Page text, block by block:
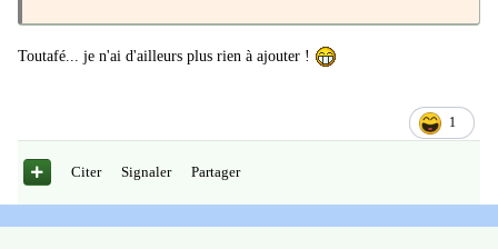
Toutafé... je n'ai d'ailleurs plus rien à ajouter !
1
Citer Signaler Partager